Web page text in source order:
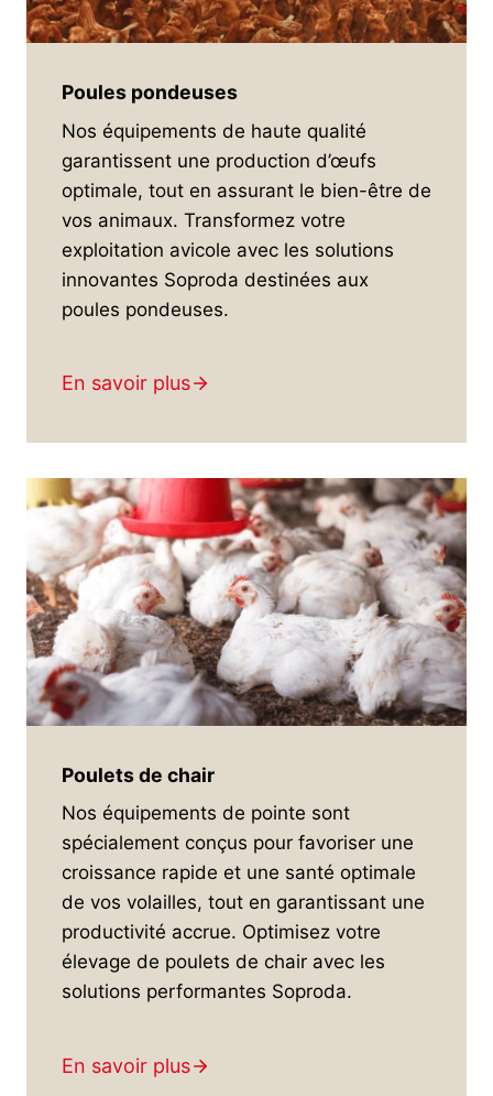
Poules pondeuses
Nos équipements de haute qualité
garantissent une production d’œufs
optimale, tout en assurant le bien-être de
vos animaux. Transformez votre
exploitation avicole avec les solutions
innovantes Soproda destinées aux
poules pondeuses.
En savoir plus
Poulets de chair
Nos équipements de pointe sont
spécialement conçus pour favoriser une
croissance rapide et une santé optimale
de vos volailles, tout en garantissant une
productivité accrue. Optimisez votre
élevage de poulets de chair avec les
solutions performantes Soproda.
En savoir plus